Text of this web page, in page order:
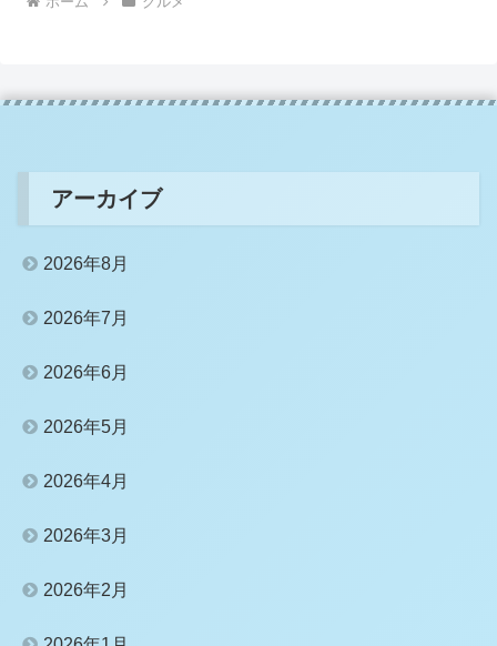
アーカイブ
2026年8月
2026年7月
2026年6月
2026年5月
2026年4月
2026年3月
2026年2月